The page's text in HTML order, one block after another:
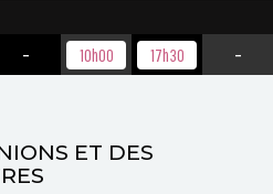
- 10h00 17h30 -
ET DES